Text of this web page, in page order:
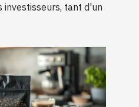
tant d'un